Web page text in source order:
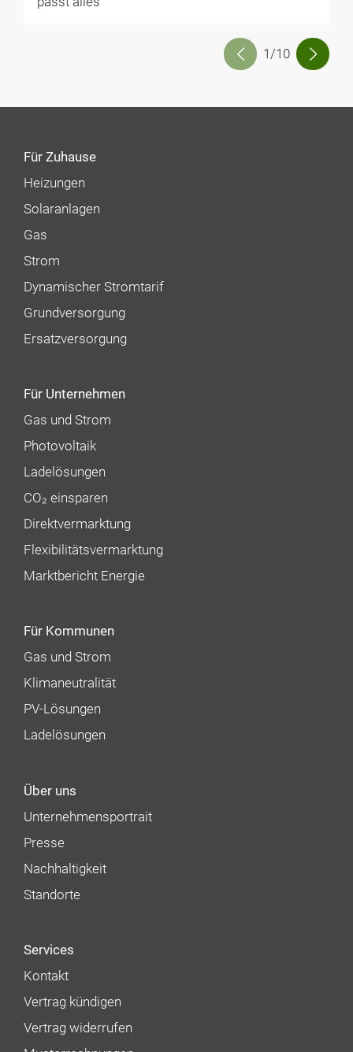
1/10
Für Zuhause
Heizungen
Solaranlagen
Gas
Strom
Dynamischer Stromtarif
Grundversorgung
Ersatzversorgung
Für Unternehmen
Gas und Strom
Photovoltaik
Ladelösungen
CO₂ einsparen
Direktvermarktung
Flexibilitätsvermarktung
Marktbericht Energie
Für Kommunen
Gas und Strom
Klimaneutralität
PV-Lösungen
Ladelösungen
Über uns
Unternehmens­portrait
Presse
Nachhaltigkeit
Standorte
Services
Kontakt
Vertrag kündigen
Vertrag widerrufen